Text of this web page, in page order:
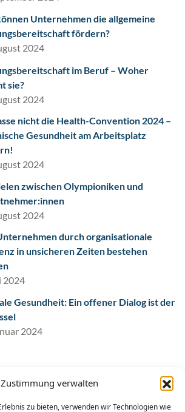
Zustimmung verwalten
zu bieten, verwenden wir Technologien wie
Unternehmen die allgemeine
fördern?
2024
im Beruf – Woher
sie?
2024
nicht die Health-Convention 2024 –
Gesundheit am Arbeitsplatz
2024
zwischen Olympioniken und
2024
durch organisationale
in unsicheren Zeiten bestehen
2024
Gesundheit: Ein offener Dialog ist der
2024